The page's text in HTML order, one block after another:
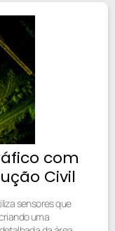
com
Civil
sensores que
uma